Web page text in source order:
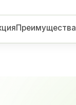
Преимущества